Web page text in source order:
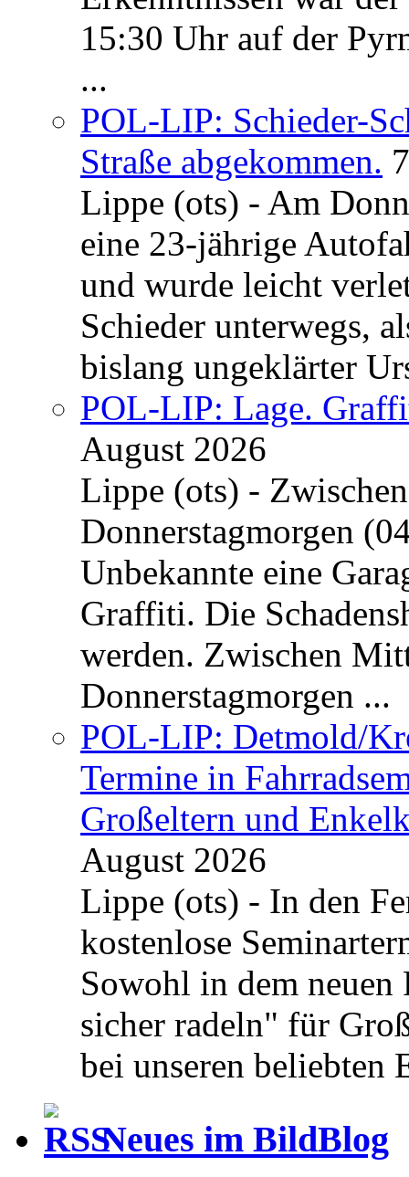
15:30 Uhr auf der
...
POL-LIP: Schieder-
Straße abgekommen.
Lippe (ots) - Am
eine 23-jährige
und wurde leicht
Schieder unterwegs,
bislang ungeklärter
POL-LIP: Lage.
August 2026
Lippe (ots) -
Donnerstagmorgen
Unbekannte eine
Graffiti. Die
werden. Zwischen
Donnerstagmorgen ...
POL-LIP: Detmold/
Termine in
Großeltern und
August 2026
Lippe (ots) - In den
kostenlose
Sowohl in dem neuen
sicher radeln" für
bei unseren beliebten
Neues im BildBlog